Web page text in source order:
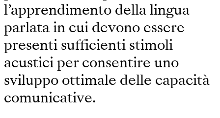
l’apprendimento della lingua
parlata in cui devono essere
presenti sufficienti stimoli
acustici per consentire uno
sviluppo ottimale delle capacità
comunicative.